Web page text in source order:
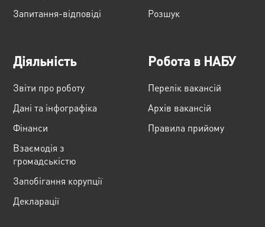
Запитання-відповіді
Розшук
Діяльність
Звіти про роботу
Дані та інфографіка
Фінанси
Взаємодія з
громадськістю
Запобігання корупції
Декларації
Робота в НАБУ
Перелік вакансій
Архів вакансій
Правила прийому